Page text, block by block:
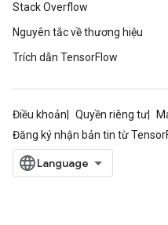
Stack Overflow
Nguyên tắc về thương hiệu
Trích dẫn TensorFlow
Điều khoản Quyền riêng tư
Đăng ký nhận bản tin từ